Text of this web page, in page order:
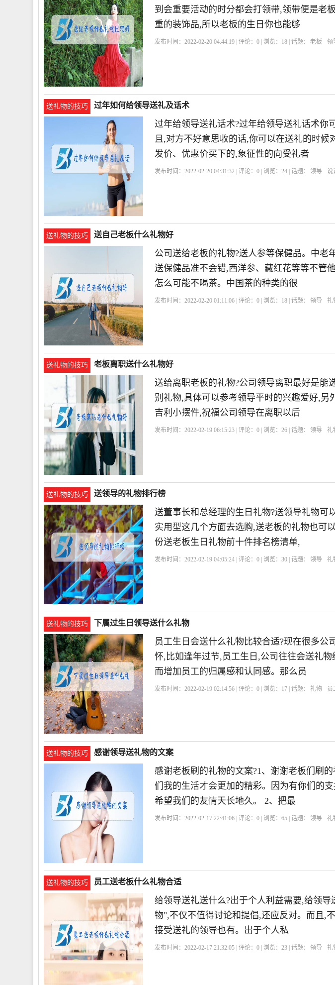
到会重要活动的时分都会打领带,领带便是老
重的装饰品,所以老板的生日你也能够
发布时间：2022-02-20 04:44:19 | 评论：0 | 浏览： 18 | 话题： 老板 领
送礼物的技巧 过年如何给领导送礼及话术
过年给领导送礼话术?过年给领导送礼话术你
且,对方不好意思收的话,你可以在送礼的时候
发价、优惠价买下的,象征性的向受礼者
发布时间：2022-02-20 04:31:32 | 评论：0 | 浏览：24 | 话题： 领导 说
送礼物的技巧 送自己老板什么礼物好
公司送给老板的礼物?送人参等保健品。中老
送保健品准不会错,西洋参、藏红花等等不管
怎么可能不喝茶。中国茶的种类的很
发布时间：2022-02-20 01:11:06 | 评论：0 | 浏览： 18 | 话题： 领导 礼
送礼物的技巧 老板离职送什么礼物好
送给离职老板的礼物?公司领导离职最好是能
别礼物,具体可以参考领导平时的兴趣爱好,另
吉利小摆件,祝福公司领导在离职以后
发布时间：2022-02-19 06:15:23 | 评论：0 | 浏览：26 | 话题： 领导 礼
送礼物的技巧 送领导的礼物排行榜
送董事长和总经理的生日礼物?送领导礼物可
实用型这几个方面去选购,送老板的礼物也可
份送老板生日礼物前十件排名榜清单,
发布时间：2022-02-19 04:05:24 | 评论：0 | 浏览：30 | 话题： 领导 礼
送礼物的技巧 下属过生日领导送什么礼物
员工生日会送什么礼物比较合适?现在很多公
怀,比如逢年过节,员工生日,公司往往会送礼
而增加员工的归属感和认同感。那么员
发布时间：2022-02-19 02:14:56 | 评论：0 | 浏览： 17 | 话题： 礼物 员
送礼物的技巧 感谢领导送礼物的文案
感谢老板刷的礼物的文案?1、谢谢老板们刷
们我的生活才会更加的精彩。因为有你们的
希望我们的友情天长地久。 2、把最
发布时间：2022-02-17 22:41:06 | 评论：0 | 浏览：65 | 话题： 领导 礼
送礼物的技巧 员工送老板什么礼物合适
给领导送礼送什么?出于个人利益需要,给领
物",不仅不值得讨论和提倡,还应反对。而且,
接受送礼的领导也有。出于个人私
发布时间：2022-02-17 21:32:05 | 评论：0 | 浏览：23 | 话题： 领导 礼